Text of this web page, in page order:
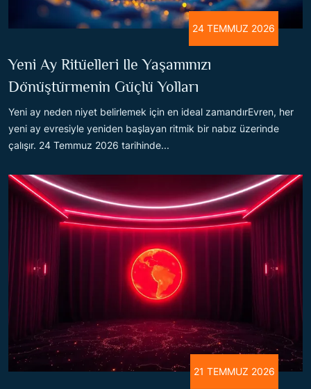
24 TEMMUZ 2026
Yeni Ay Ritüelleri Ile Yaşamınızı
Dönüştürmenin Güçlü Yolları
Yeni ay neden niyet belirlemek için en ideal zamandırEvren, her
yeni ay evresiyle yeniden başlayan ritmik bir nabız üzerinde
çalışır. 24 Temmuz 2026 tarihinde...
21 TEMMUZ 2026